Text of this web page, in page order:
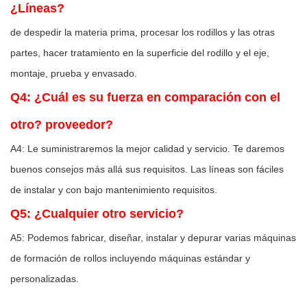
¿Líneas?
de despedir la materia prima, procesar los rodillos y las otras
partes, hacer tratamiento en la superficie del rodillo y el eje,
montaje, prueba y envasado.
Q4: ¿Cuál es su fuerza en comparación con el
otro? proveedor?
A4: Le suministraremos la mejor calidad y servicio. Te daremos
buenos consejos más allá sus requisitos. Las líneas son fáciles
de instalar y con bajo mantenimiento requisitos.
Q5: ¿Cualquier otro servicio?
A5: Podemos fabricar, diseñar, instalar y depurar varias máquinas
de formación de rollos incluyendo máquinas estándar y
personalizadas.